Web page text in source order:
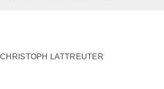
CHRISTOPH LATTREUTER